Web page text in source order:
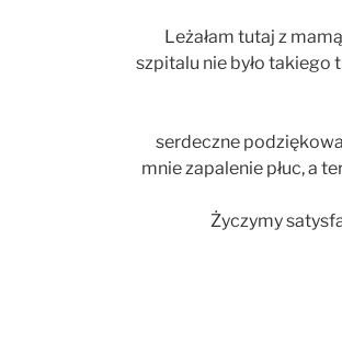
Leżałam tutaj z
szpitalu nie było takiego
serdeczne
mnie zapalenie płuc, a
Życzymy